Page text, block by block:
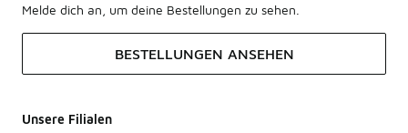
Melde dich an, um deine Bestellungen zu sehen.
BESTELLUNGEN ANSEHEN
Unsere Filialen